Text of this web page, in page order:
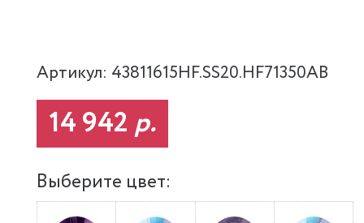
Артикул: 43811615HF.SS20.HF71350AB
14 942 р.
Выберите цвет: